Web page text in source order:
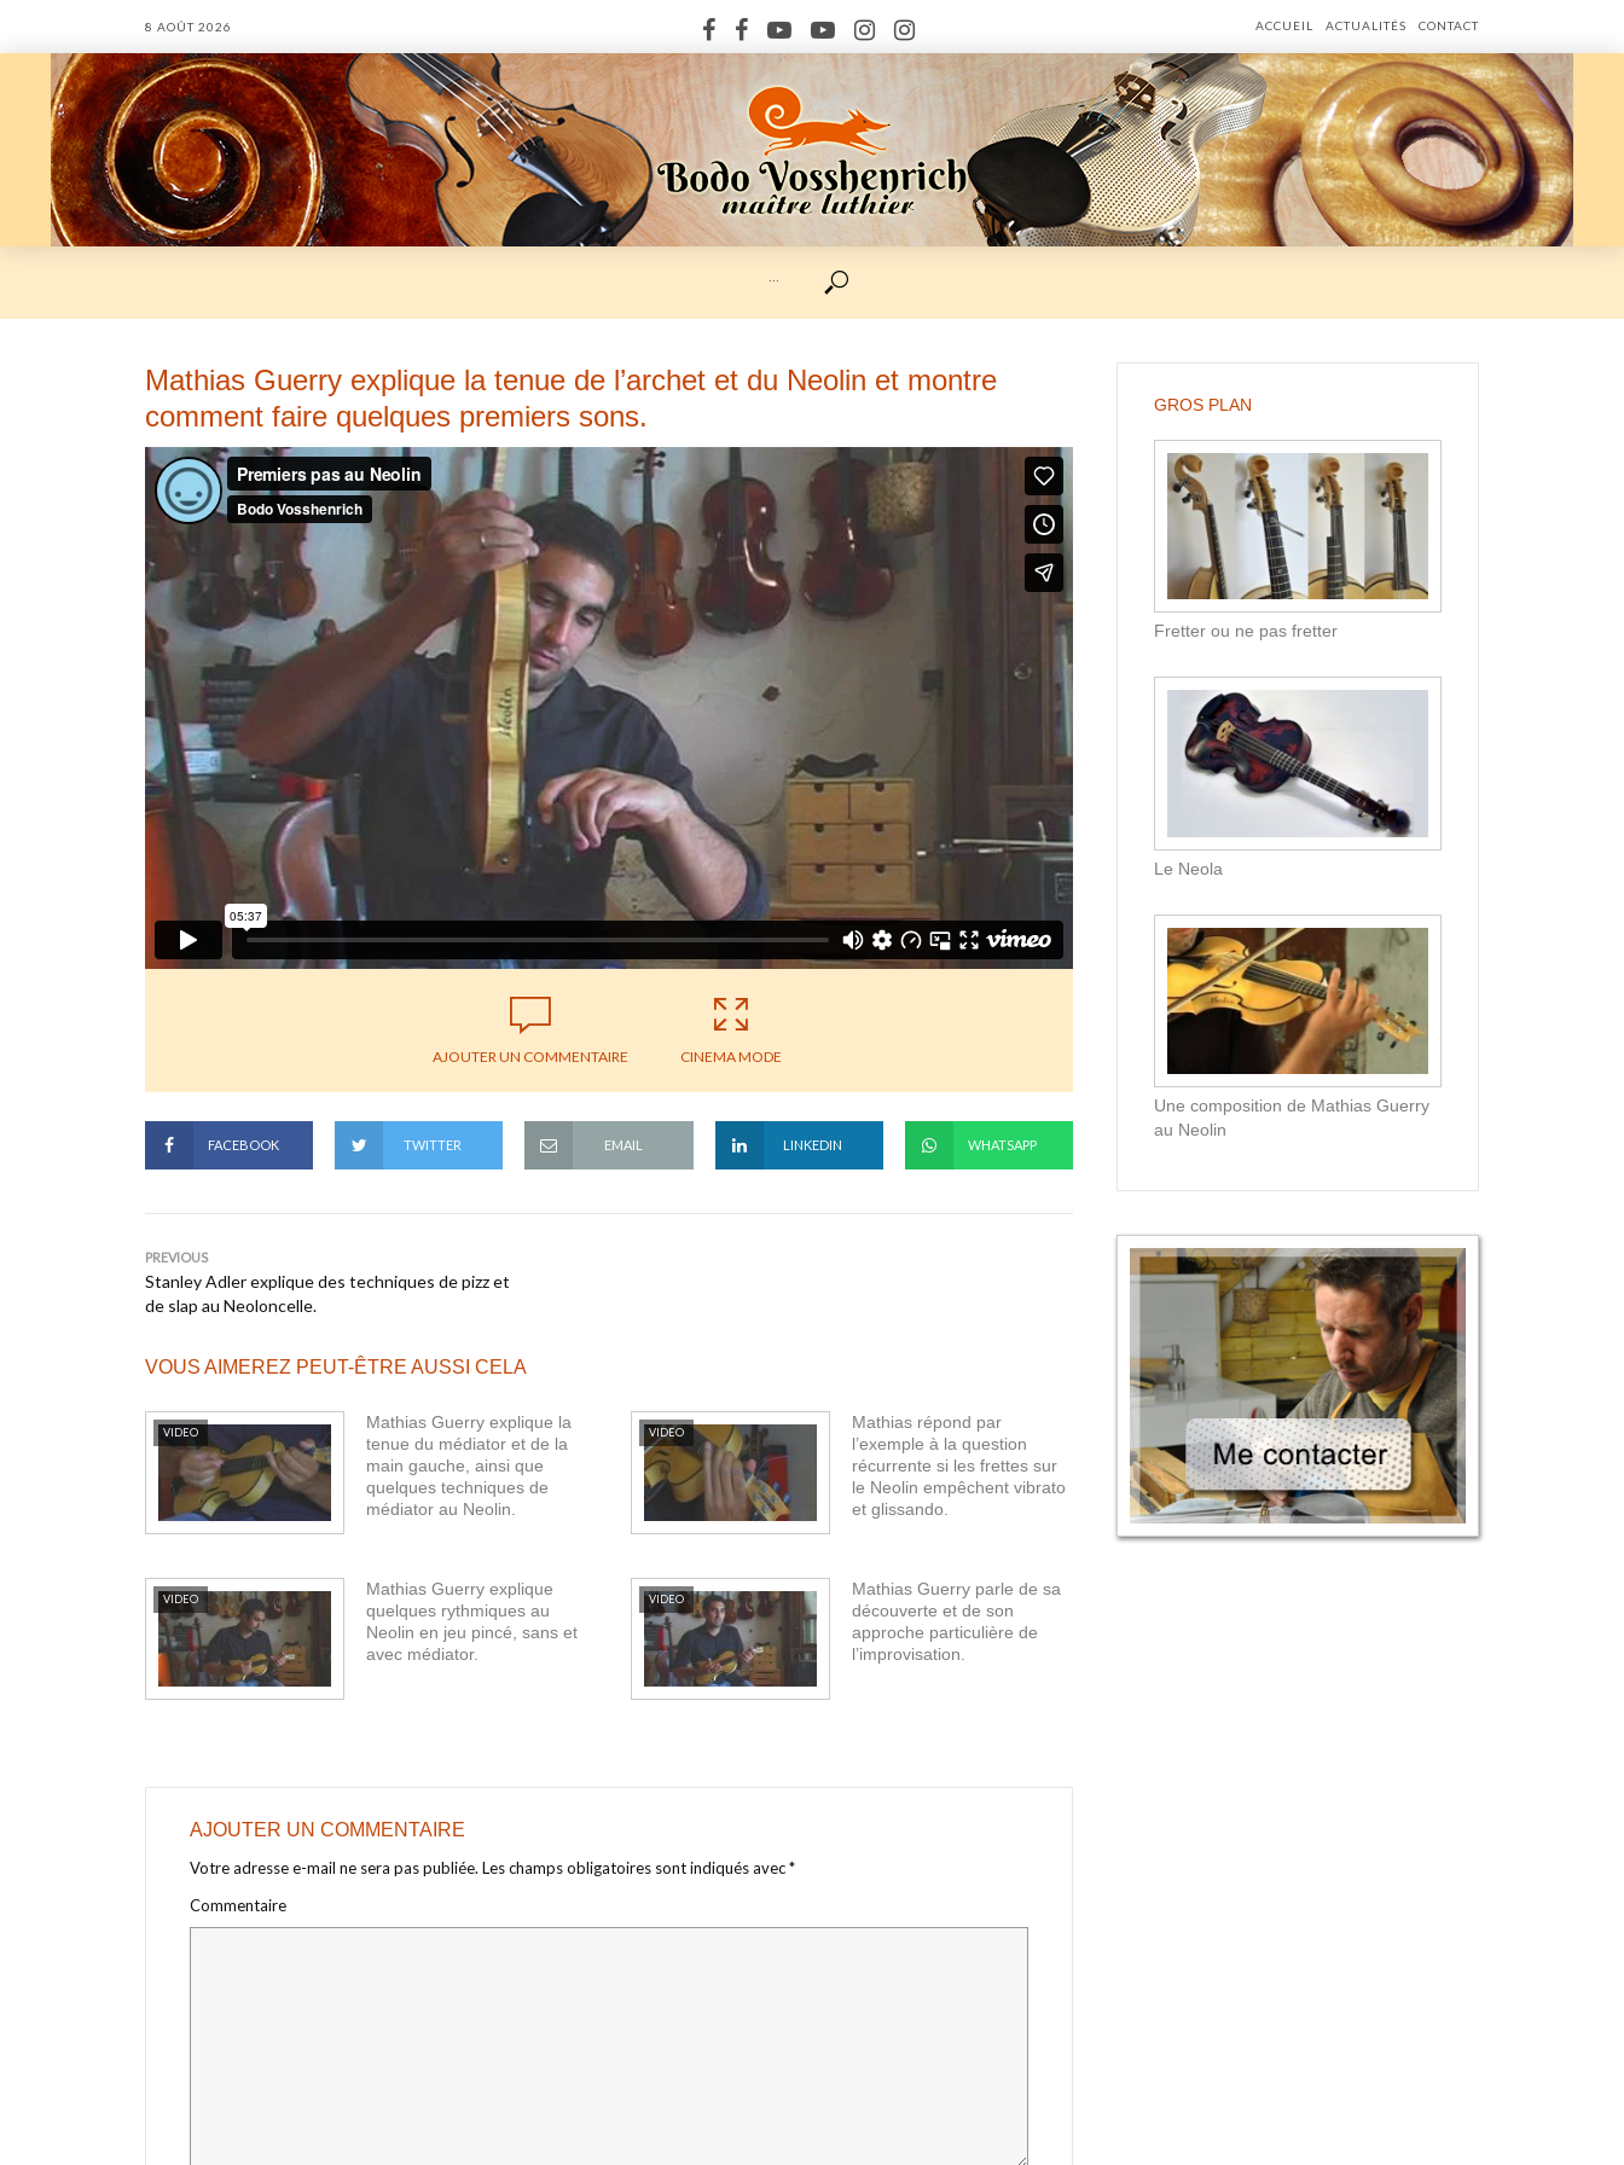
8 AOÛT 2026 ACCUEIL ACTUALITÉS CONTACT
···
Mathias Guerry explique la tenue de l’archet et du Neolin et montre
comment faire quelques premiers sons.
AJOUTER UN COMMENTAIRE CINEMA MODE
FACEBOOK TWITTER EMAIL LINKEDIN WHATSAPP
PREVIOUS
Stanley Adler explique des techniques de pizz et
de slap au Neoloncelle.
VOUS AIMEREZ PEUT-ÊTRE AUSSI CELA
VIDEO
Mathias Guerry explique la
tenue du médiator et de la
main gauche, ainsi que
quelques techniques de
médiator au Neolin.
VIDEO
Mathias répond par
l’exemple à la question
récurrente si les frettes sur
le Neolin empêchent vibrato
et glissando.
VIDEO
Mathias Guerry explique
quelques rythmiques au
Neolin en jeu pincé, sans et
avec médiator.
VIDEO
Mathias Guerry parle de sa
découverte et de son
approche particulière de
l’improvisation.
AJOUTER UN COMMENTAIRE
Votre adresse e-mail ne sera pas publiée. Les champs obligatoires sont indiqués avec*
Commentaire
GROS PLAN
Fretter ou ne pas fretter
Le Neola
Une composition de Mathias Guerry
au Neolin